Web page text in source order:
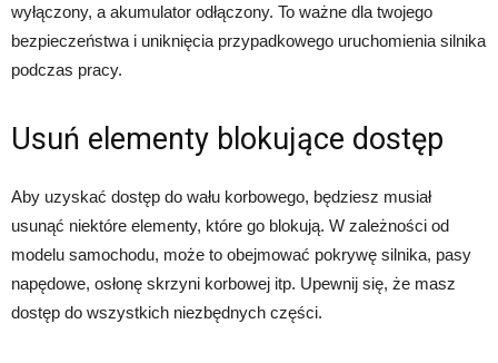
wyłączony, a akumulator odłączony. To ważne dla twojego
bezpieczeństwa i uniknięcia przypadkowego uruchomienia silnika
podczas pracy.
Usuń elementy blokujące dostęp
Aby uzyskać dostęp do wału korbowego, będziesz musiał
usunąć niektóre elementy, które go blokują. W zależności od
modelu samochodu, może to obejmować pokrywę silnika, pasy
napędowe, osłonę skrzyni korbowej itp. Upewnij się, że masz
dostęp do wszystkich niezbędnych części.